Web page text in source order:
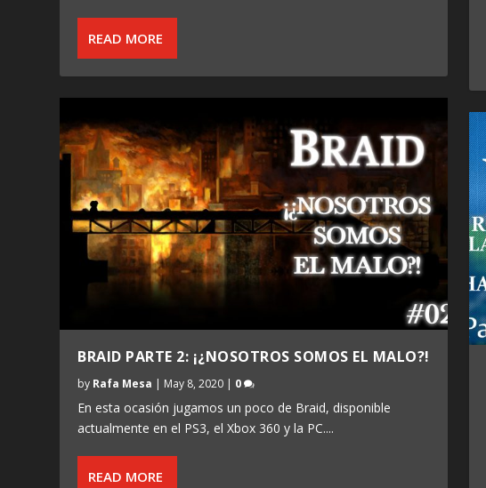
READ MORE
BRAID PARTE 2: ¡¿NOSOTROS SOMOS EL MALO?!
by Rafa Mesa | May 8, 2020 | 0
En esta ocasión jugamos un poco de Braid, disponible
actualmente en el PS3, el Xbox 360 y la PC....
READ MORE